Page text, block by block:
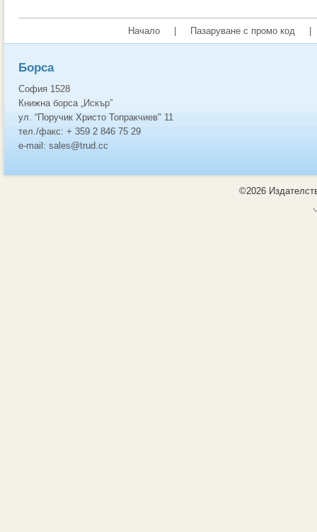
Начало Пазаруване с промо код
Борса
София 1528
Книжна борса „Искър”
ул. “Поручик Христо Топракчиев" 11
тел./факс: + 359 2 846 75 29
e-mail: sales@trud.cc
©2026